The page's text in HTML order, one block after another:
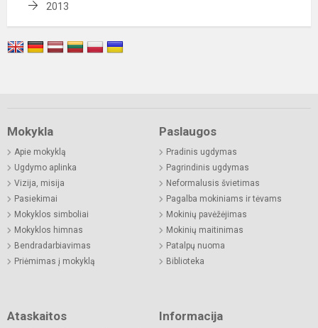
2013
Mokykla
Apie mokyklą
Ugdymo aplinka
Vizija, misija
Pasiekimai
Mokyklos simboliai
Mokyklos himnas
Bendradarbiavimas
Priėmimas į mokyklą
Paslaugos
Pradinis ugdymas
Pagrindinis ugdymas
Neformalusis švietimas
Pagalba mokiniams ir tėvams
Mokinių pavėžėjimas
Mokinių maitinimas
Patalpų nuoma
Biblioteka
Ataskaitos Informacija